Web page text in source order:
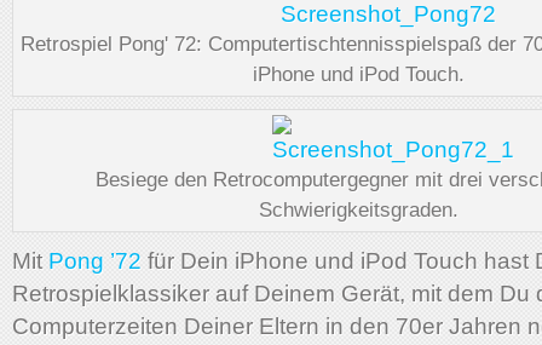
Retrospiel Pong' 72: Computertischtennisspielspaß der
iPhone und iPod Touch.
Besiege den Retrocomputergegner mit drei
Schwierigkeitsgraden.
Mit Pong ’72 für Dein iPhone und iPod Touch hast
Retrospielklassiker auf Deinem Gerät, mit dem Du
Computerzeiten Deiner Eltern in den 70er Jahren